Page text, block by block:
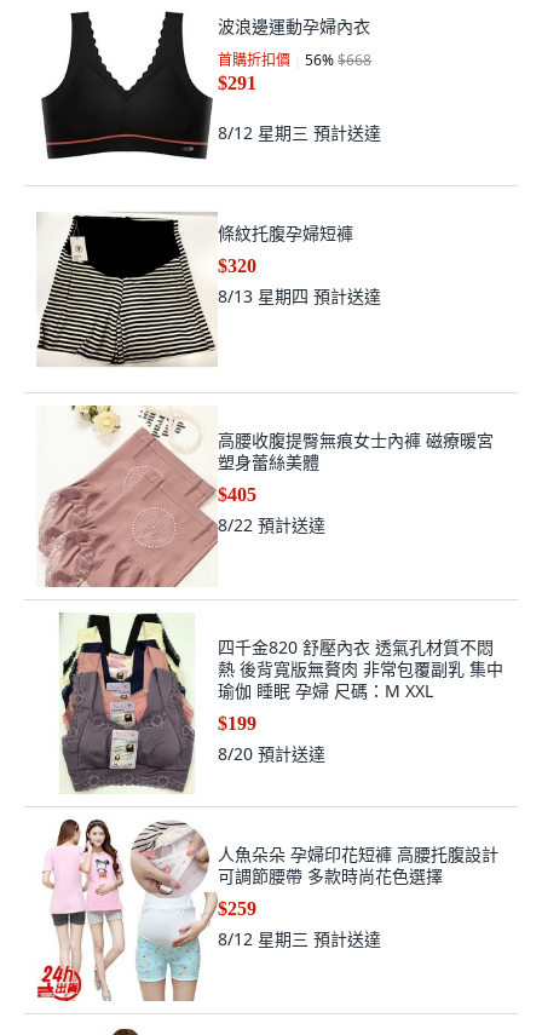
波浪邊運動孕婦內衣
首購折扣價 56%$668
$291
8/12 星期三 預計送達
條紋托腹孕婦短褲
$320
8/13 星期四 預計送達
高腰收腹提臀無痕女士內褲 磁療暖宮
塑身蕾絲美體
$405
8/22 預計送達
四千金820 舒壓內衣 透氣孔材質不悶
熱 後背寬版無贅肉 非常包覆副乳 集中
瑜伽 睡眠 孕婦 尺碼：M XXL
$199
8/20 預計送達
人魚朵朵 孕婦印花短褲 高腰托腹設計
可調節腰帶 多款時尚花色選擇
$259
8/12 星期三 預計送達